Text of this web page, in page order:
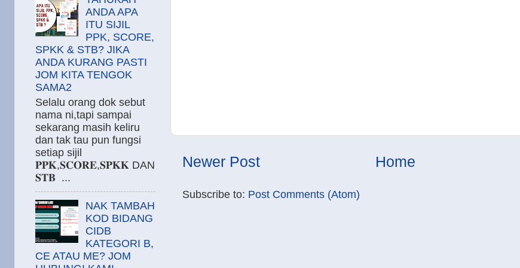
Newer Post Home
Subscribe to: Post Comments (Atom)
ANDA APA
ITU SIJIL
PPK, SCORE,
SPKK & STB? JIKA
ANDA KURANG PASTI
JOM KITA TENGOK
SAMA2
Selalu orang dok sebut
nama ni,tapi sampai
sekarang masih keliru
dan tak tau pun fungsi
setiap sijil
𝐏𝐏𝐊,𝐒𝐂𝐎𝐑𝐄,𝐒𝐏𝐊𝐊 DAN
𝐒𝐓𝐁 ...
NAK TAMBAH
KOD BIDANG
CIDB
KATEGORI B,
CE ATAU ME? JOM